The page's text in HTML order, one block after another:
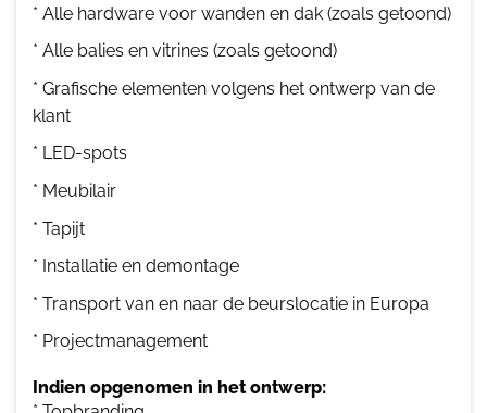
* Alle hardware voor wanden en dak (zoals getoond)
* Alle balies en vitrines (zoals getoond)
* Grafische elementen volgens het ontwerp van de
klant
* LED-spots
* Meubilair
* Tapijt
* Installatie en demontage
* Transport van en naar de beurslocatie in Europa
* Projectmanagement
Indien opgenomen in het ontwerp: